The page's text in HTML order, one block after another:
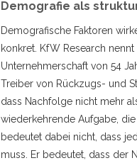
Demografie als
Demografische Faktoren
konkret. KfW Research
Unternehmerschaft von 54
Treiber von Rückzugs- und
dass Nachfolge nicht mehr
wiederkehrende Aufgabe,
bedeutet dabei nicht, dass
muss. Er bedeutet, dass der